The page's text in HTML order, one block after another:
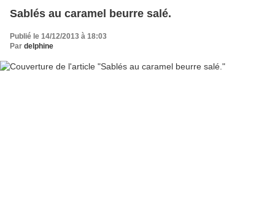
Sablés au caramel beurre salé.
Publié le 14/12/2013 à 18:03
Par delphine